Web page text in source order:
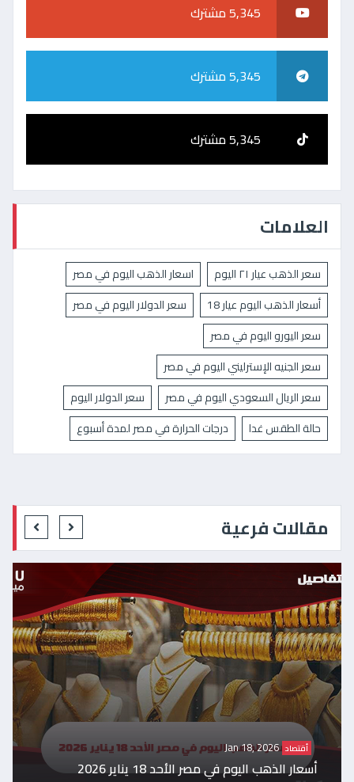
5,345 مشترك
5,345 مشترك
5,345 مشترك
العلامات
سعر الذهب عيار ٢١ اليوم
اسعار الذهب اليوم في مصر
أسعار الذهب اليوم عيار 18
سعر الدولار اليوم في مصر
سعر اليورو اليوم في مصر
سعر الجنيه الإسترليني اليوم في مصر
سعر الريال السعودي اليوم في مصر
سعر الدولار اليوم
حالة الطقس غدا
درجات الحرارة في مصر لمدة أسبوع
مقالات فرعية
أقتصاد Jan 18, 2026
أسعار الذهب اليوم في مصر الأحد 18 يناير 2026